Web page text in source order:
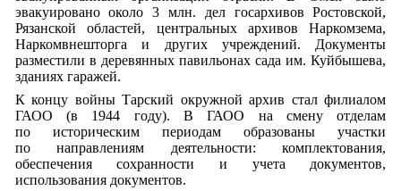
эвакуировано около 3 млн. дел госархивов Ростовской,
Рязанской областей, центральных архивов Наркомзема,
Наркомвнешторга и других учреждений. Документы
разместили в деревянных павильонах сада им. Куйбышева,
зданиях гаражей.
К концу войны Тарский окружной архив стал филиалом
ГАОО (в 1944 году). В ГАОО на смену отделам
по историческим периодам образованы участки
по направлениям деятельности: комплектования,
обеспечения сохранности и учета документов,
использования документов.